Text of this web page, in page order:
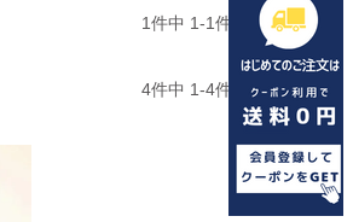
1件中 1-1件表示
4件中 1-4件表示